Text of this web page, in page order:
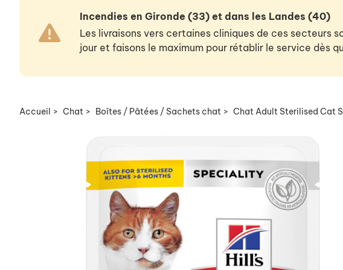
Incendies en Gironde (33) et dans les Landes (40)
Les livraisons vers certaines cliniques de ces secteurs
jour et faisons le maximum pour rétablir le service dès
Accueil > Chat > Boîtes / Pâtées / Sachets chat > Chat Adult Sterilised Cat